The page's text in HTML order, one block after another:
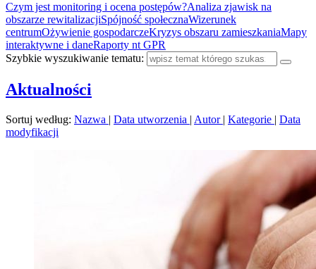
Czym jest monitoring i ocena postępów?Analiza zjawisk na
obszarze rewitalizacjiSpójność społecznaWizerunek
centrumOżywienie gospodarczeKryzys obszaru zamieszkaniaMapy
interaktywne i daneRaporty nt GPR
Szybkie wyszukiwanie tematu:
Aktualności
Sortuj według: Nazwa | Data utworzenia | Autor | Kategorie | Data
modyfikacji